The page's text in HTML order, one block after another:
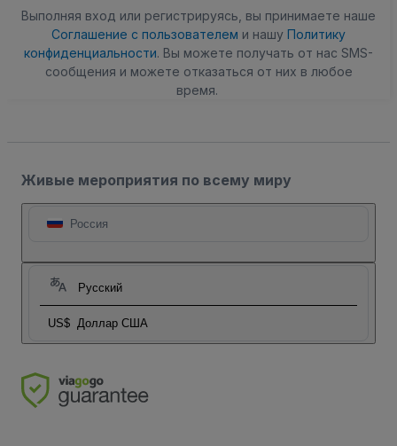
Выполняя вход или регистрируясь, вы принимаете наше
Соглашение с пользователем и нашу Политику
конфиденциальности. Вы можете получать от нас SMS-
сообщения и можете отказаться от них в любое
время.
Живые мероприятия по всему миру
Россия
Русский
US$ Доллар США